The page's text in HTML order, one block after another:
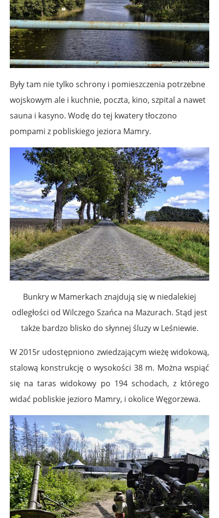
Były tam nie tylko schrony i pomieszczenia potrzebne
wojskowym ale i kuchnie, poczta, kino, szpital a nawet
sauna i kasyno. Wodę do tej kwatery tłoczono
pompami z pobliskiego jeziora Mamry.
Bunkry w Mamerkach znajdują się w niedalekiej
odległości od Wilczego Szańca na Mazurach. Stąd jest
także bardzo blisko do słynnej śluzy w Leśniewie.
W 2015r udostępniono zwiedzającym wieżę widokową,
stalową konstrukcję o wysokości 38 m. Można wspiąć
się na taras widokowy po 194 schodach, z którego
widać pobliskie jezioro Mamry, i okolice Węgorzewa.